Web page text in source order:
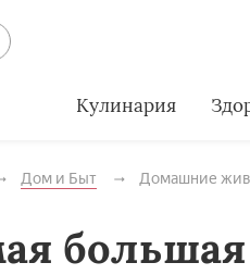
Кулинария
Дом и Быт Домашние